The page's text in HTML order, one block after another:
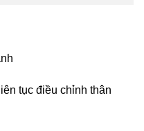
tục điều chỉnh thân